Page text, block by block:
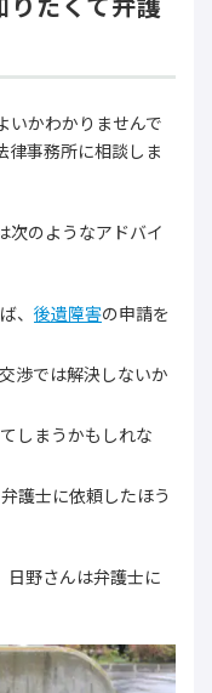
いかわかりませんで
律事務所に相談しま
次のようなアドバイ
、 後遺障害の申請を
渉では解決しないか
しまうかもしれな
護士に依頼したほう
日野さんは弁護士に